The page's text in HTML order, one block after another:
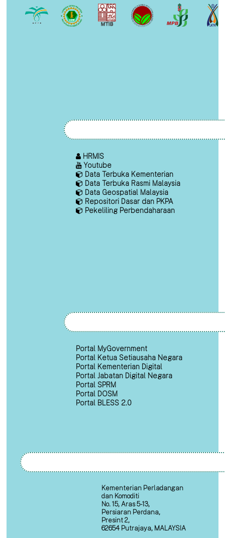
HRMIS
Youtube
Data Terbuka Kementerian
Data Terbuka Rasmi Malaysia
Data Geospatial Malaysia
Repositori Dasar dan PKPA
Pekeliling Perbendaharaan
Portal MyGovernment
Portal Ketua Setiausaha Negara
Portal Kementerian Digital
Portal Jabatan Digital Negara
Portal SPRM
Portal DOSM
Portal BLESS 2.0
Kementerian Perladangan
dan Komoditi
No. 15, Aras 5-13,
Persiaran Perdana,
Presint 2,
62654 Putrajaya, MALAYSIA